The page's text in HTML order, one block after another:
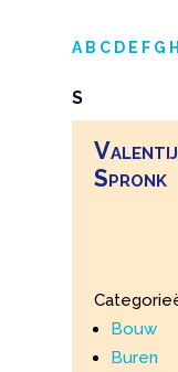
A B C D E F G H
S
Spronk
Bouw
Buren